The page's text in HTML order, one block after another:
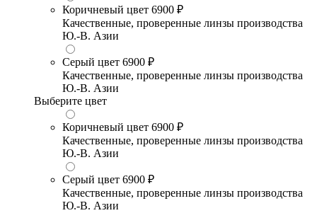
Коричневый цвет 6900 ₽
Качественные, проверенные линзы производства
Ю.-В. Азии
Серый цвет 6900 ₽
Качественные, проверенные линзы производства
Ю.-В. Азии
Выберите цвет
Коричневый цвет 6900 ₽
Качественные, проверенные линзы производства
Ю.-В. Азии
Серый цвет 6900 ₽
Качественные, проверенные линзы производства
Ю.-В. Азии